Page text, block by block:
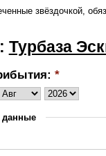
звёздочкой,
Турбаза
*